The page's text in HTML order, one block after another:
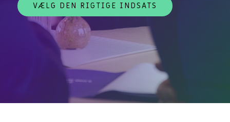
VÆLG DEN RIGTIGE INDSATS